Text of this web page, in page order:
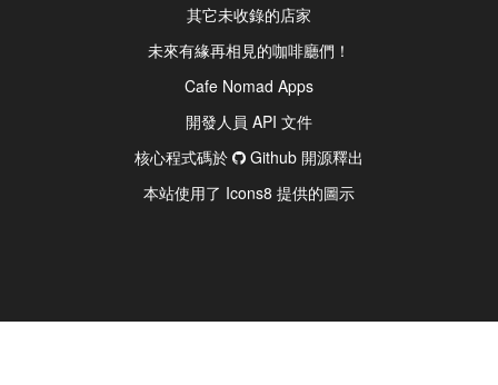
其它未收錄的店家
未來有緣再相見的咖啡廳們！
Cafe Nomad Apps
開發人員 API 文件
核心程式碼於
Github 開源釋出
本站使用了 Icons8 提供的圖示